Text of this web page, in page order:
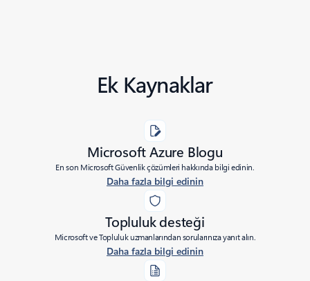
Ek Kaynaklar
Microsoft Azure Blogu
En son Microsoft Güvenlik çözümleri hakkında bilgi edinin.
Daha fazla bilgi edinin
Topluluk desteği
Microsoft ve Topluluk uzmanlarından sorularınıza yanıt alın.
Daha fazla bilgi edinin